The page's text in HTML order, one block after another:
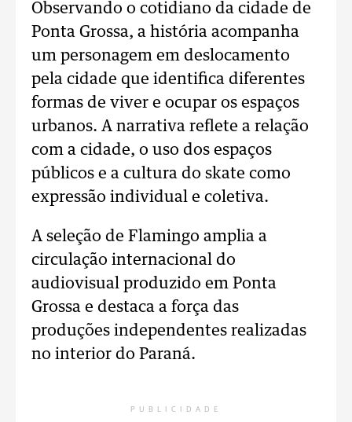
Observando o cotidiano da cidade de
Ponta Grossa, a história acompanha
um personagem em deslocamento
pela cidade que identifica diferentes
formas de viver e ocupar os espaços
urbanos. A narrativa reflete a relação
com a cidade, o uso dos espaços
públicos e a cultura do skate como
expressão individual e coletiva.
A seleção de Flamingo amplia a
circulação internacional do
audiovisual produzido em Ponta
Grossa e destaca a força das
produções independentes realizadas
no interior do Paraná.
PUBLICIDADE